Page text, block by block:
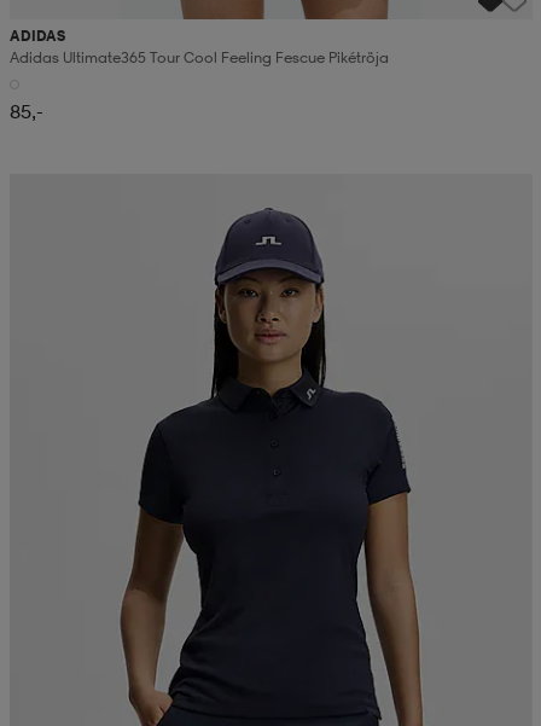
ADIDAS
Adidas Ultimate365 Tour Cool Feeling Fescue Pikétröja
85,-